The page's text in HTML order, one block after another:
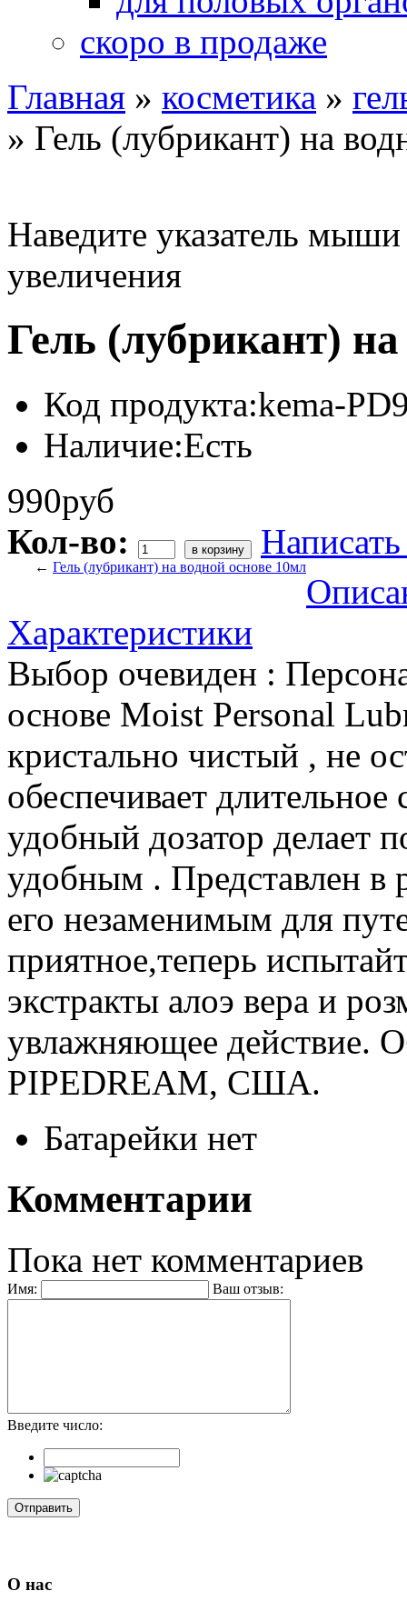
скоро в продаже
Главная » косметика »
» Гель (лубрикант) на
Наведите указатель
увеличения
Гель (лубрикант)
Код продукта:kema-
Наличие:Есть
990руб
Кол-во:
← Гель (лубрикант) на водной основе 10мл
Характеристики
Выбор очевиден :
основе Moist Personal
кристально чистый , не
обеспечивает
удобный дозатор делает
удобным . Представлен в
его незаменимым для
приятное,теперь
экстракты алоэ вера и
увлажняющее действие.
PIPEDREAM, США.
Батарейки нет
Комментарии
Пока нет комментариев
Имя: Ваш отзыв:
Введите число:
О нас